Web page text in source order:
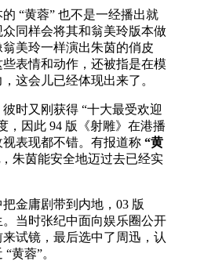
“黄蓉” 也不是一经播出就
同样会将其和翁美玲版本做
美玲一样演出朱茵的俏皮
表情和动作，还被指是在模
这会儿已经体现出来了。
时又刚获得 “十大最受欢迎
，因此 94 版《射雕》在港播
表现都不错。有报道称 “黄
，朱茵能安全地迈过去已经实
金庸剧带到内地，03 版
。当时张纪中面向娱乐圈公开
试镜，最后选中了周迅，认
黄蓉”。